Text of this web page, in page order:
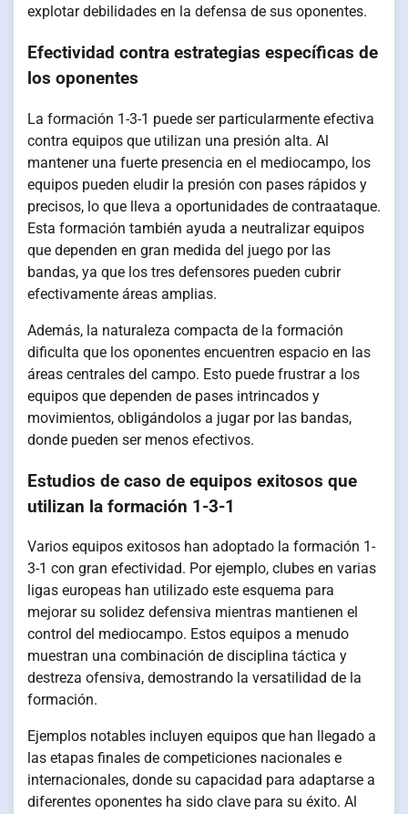
explotar debilidades en la defensa de sus oponentes.
Efectividad contra estrategias específicas de
los oponentes
La formación 1-3-1 puede ser particularmente efectiva
contra equipos que utilizan una presión alta. Al
mantener una fuerte presencia en el mediocampo, los
equipos pueden eludir la presión con pases rápidos y
precisos, lo que lleva a oportunidades de contraataque.
Esta formación también ayuda a neutralizar equipos
que dependen en gran medida del juego por las
bandas, ya que los tres defensores pueden cubrir
efectivamente áreas amplias.
Además, la naturaleza compacta de la formación
dificulta que los oponentes encuentren espacio en las
áreas centrales del campo. Esto puede frustrar a los
equipos que dependen de pases intrincados y
movimientos, obligándolos a jugar por las bandas,
donde pueden ser menos efectivos.
Estudios de caso de equipos exitosos que
utilizan la formación 1-3-1
Varios equipos exitosos han adoptado la formación 1-
3-1 con gran efectividad. Por ejemplo, clubes en varias
ligas europeas han utilizado este esquema para
mejorar su solidez defensiva mientras mantienen el
control del mediocampo. Estos equipos a menudo
muestran una combinación de disciplina táctica y
destreza ofensiva, demostrando la versatilidad de la
formación.
Ejemplos notables incluyen equipos que han llegado a
las etapas finales de competiciones nacionales e
internacionales, donde su capacidad para adaptarse a
diferentes oponentes ha sido clave para su éxito. Al